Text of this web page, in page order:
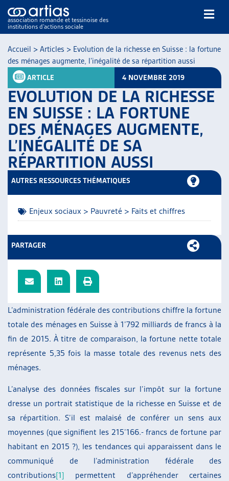
association romande et tessinoise des
institutions d’actions sociale
NOS PUBLICATIONS
ARTICLES
DOSSIERS DU MOIS
VEILLE
RESSOURCES
THÉMATIQUES
GUIDE SOCIAL ROMAND
JOURNÉES D’AUTOMNE
Accueil > Articles > Evolution de la richesse en Suisse : la fortune
des ménages augmente, l’inégalité de sa répartition aussi
ARTICLE 4 NOVEMBRE 2019
EVOLUTION DE LA RICHESSE
EN SUISSE : LA FORTUNE
DES MÉNAGES AUGMENTE,
L’INÉGALITÉ DE SA
RÉPARTITION AUSSI
L’administration fédérale des contributions chiffre la fortune
totale des ménages en Suisse à 1’792 milliards de francs à la
fin de 2015. À titre de comparaison, la fortune nette totale
représente 5,35 fois la masse totale des revenus nets des
ménages.
L’analyse des données fiscales sur l’impôt sur la fortune
dresse un portrait statistique de la richesse en Suisse et de
sa répartition. S’il est malaisé de conférer un sens aux
moyennes (que signifient les 215’166.- francs de fortune par
habitant en 2015 ?), les tendances qui apparaissent dans le
communiqué de l’administration fédérale des
contributions[1] permettent d’appréhender certaines
AUTRES RESSOURCES THÉMATIQUES
Enjeux sociaux > Pauvreté > Faits et chiffres
PARTAGER